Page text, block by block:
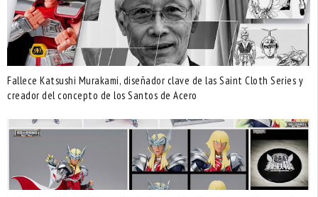
Fallece Katsushi Murakami, diseñador clave de las Saint Cloth Series y
creador del concepto de los Santos de Acero